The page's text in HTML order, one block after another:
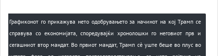
Графиконот го прикажува нето одобрувањето за начинот на кој Трамп се
справува со економијата, споредувајќи хронолошки го неговиот прв и
сегашниот втор мандат. Во првиот мандат, Трамп сè уште беше во плус во